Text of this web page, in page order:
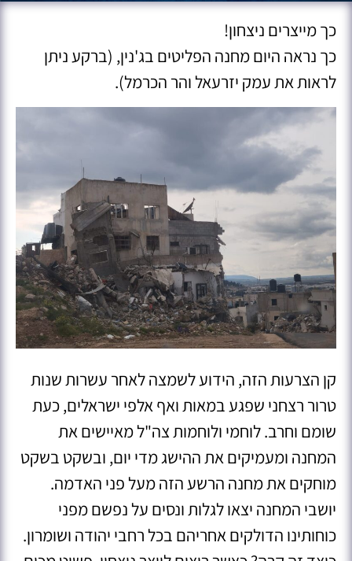
כך מייצרים ניצחון!
כך נראה היום מחנה הפליטים בג'נין, (ברקע ניתן
לראות את עמק יזרעאל והר הכרמל).
קן הצרעות הזה, הידוע לשמצה לאחר עשרות שנות
טרור רצחני שפגע במאות ואף אלפי ישראלים, כעת
שומם וחרב. לוחמי ולוחמות צה"ל מאיישים את
המחנה ומעמיקים את ההישג מדי יום, ובשקט בשקט
מוחקים את מחנה הרשע הזה מעל פני האדמה.
יושבי המחנה יצאו לגלות ונסים על נפשם מפני
כוחותינו הדולקים אחריהם בכל רחבי יהודה ושומרון.